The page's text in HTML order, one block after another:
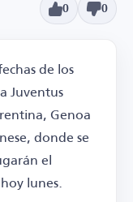
0 0
de los
Juventus
Genoa
donde se
el
lunes.